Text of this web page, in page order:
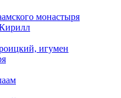
монастыря
игумен